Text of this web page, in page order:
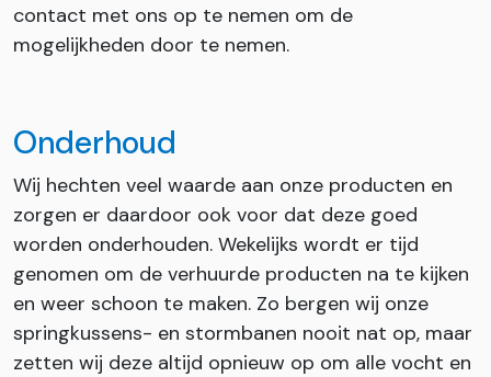
contact met ons op te nemen om de
mogelijkheden door te nemen.
Onderhoud
Wij hechten veel waarde aan onze producten en
zorgen er daardoor ook voor dat deze goed
worden onderhouden. Wekelijks wordt er tijd
genomen om de verhuurde producten na te kijken
en weer schoon te maken. Zo bergen wij onze
springkussens- en stormbanen nooit nat op, maar
zetten wij deze altijd opnieuw op om alle vocht en